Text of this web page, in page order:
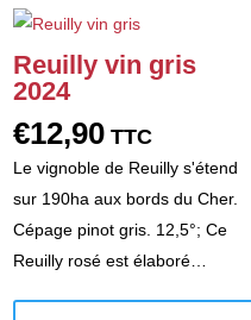
Reuilly vin gris
2024
€12,90 TTC
Le vignoble de Reuilly s'étend
sur 190ha aux bords du Cher.
Cépage pinot gris. 12,5°; Ce
Reuilly rosé est élaboré…